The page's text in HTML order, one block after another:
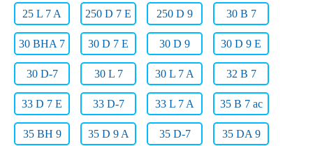
25 L 7 A 250 D 7 E 250 D 9 30 B 7
30 BHA 7 30 D 7 E 30 D 9 30 D 9 E
30 D-7 30 L 7 30 L 7 A 32 B 7
33 D 7 E 33 D-7 33 L 7 A 35 B 7 ac
35 BH 9 35 D 9 A 35 D-7 35 DA 9